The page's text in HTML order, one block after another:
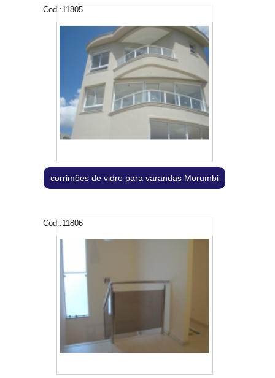
Cod.:11805
corrimões de vidro para varandas Morumbi
Cod.:11806